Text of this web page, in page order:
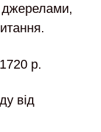
джерелами,
р.
від